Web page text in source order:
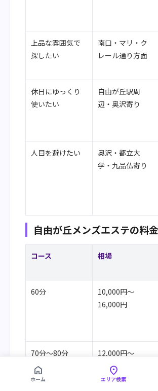
上品な雰囲気で
探したい
南口・マリ・ク
レール通り方面
休日にゆっくり
使いたい
自由が丘駅周
辺・奥沢寄り
人目を避けたい
奥沢・都立大
学・九品仏寄り
自由が丘メンズエステの料
コース 相場
60分
10,000円〜
16,000円
70分〜80分
12,000円〜
19,000円
home
ホーム
location_on
エリア検索